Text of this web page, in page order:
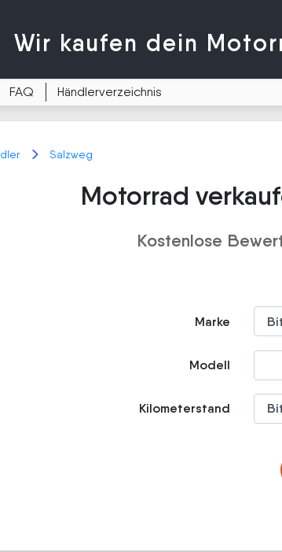
Wir kaufen dein
FAQ Händlerverzeichnis
Salzweg
Motorrad
Kostenlose
Marke
Modell
Kilometerstand